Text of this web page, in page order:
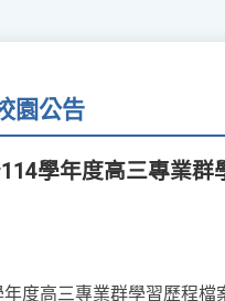
園公告
學年度高三專業群
年度高三專業群學習歷程檔